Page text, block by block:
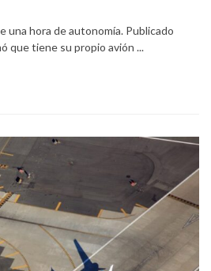
una hora de autonomía. Publicado
que tiene su propio avión ...